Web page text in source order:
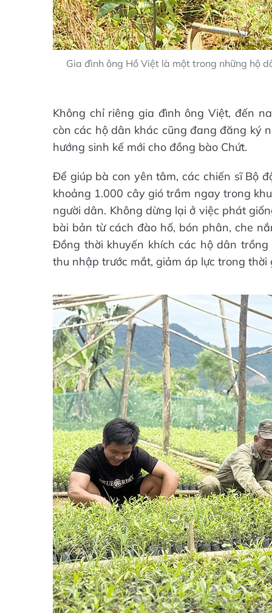
Gia đình ông Hồ Việt là một trong những hộ
Không chỉ riêng gia đình ông Việt, đến
còn các hộ dân khác cũng đang đăng ký
hướng sinh kế mới cho đồng bào Chứt.
Để giúp bà con yên tâm, các chiến sĩ Bộ
khoảng 1.000 cây gió trầm ngay trong
người dân. Không dừng lại ở việc phát
bài bản từ cách đào hố, bón phân, che
Đồng thời khuyến khích các hộ dân
thu nhập trước mắt, giảm áp lực trong